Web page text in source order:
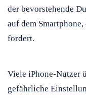
der bevorstehende
auf dem
fordert.
Viele iPhone-Nutzer
gefährliche